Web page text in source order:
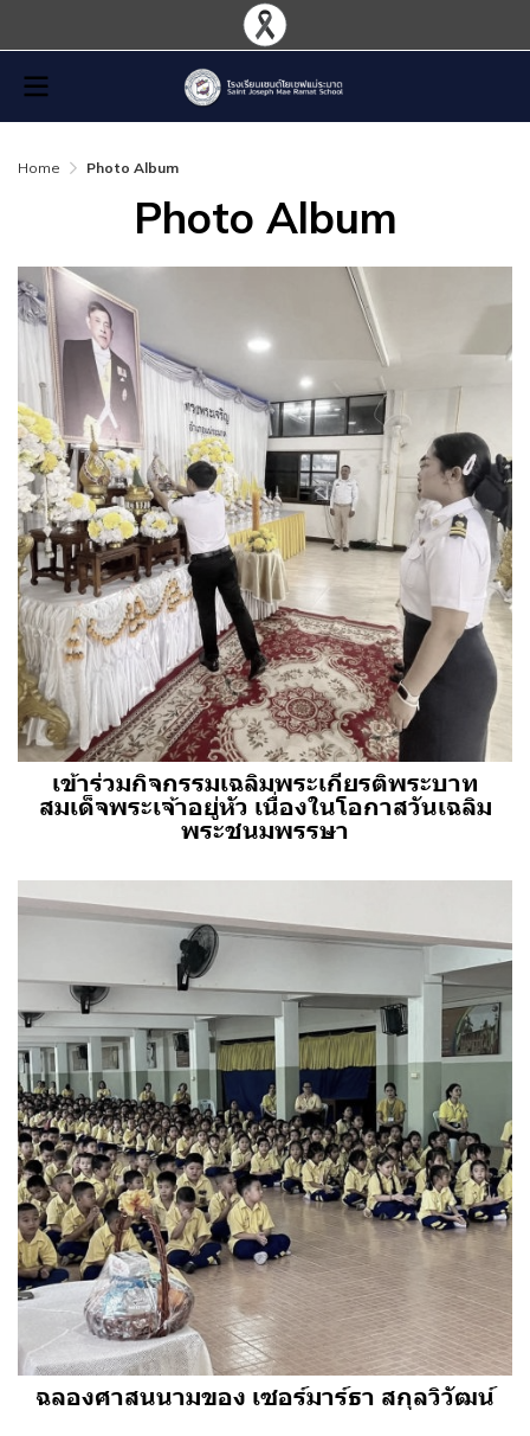
Home Photo Album
Photo Album
เข้าร่วมกิจกรรมเฉลิมพระเกียรติพระบาท
สมเด็จพระเจ้าอยู่หัว เนื่องในโอกาสวันเฉลิม
พระชนมพรรษา
ฉลองศาสนนามของ เซอร์มาร์ธา สกุลวิวัฒน์